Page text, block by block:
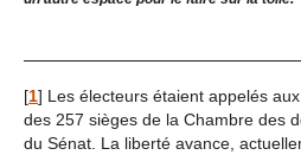
[1] Les électeurs étaient appelés
des 257 sièges de la Chambre des
du Sénat. La liberté avance,